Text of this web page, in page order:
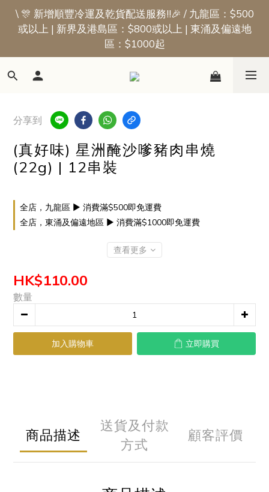
📢新會員優惠 | 首張訂單即享$50迎新獎賞
\ 🎊 新增順豐冷運及乾貨配送服務!!🎉 / 九龍區：$500
或以上 | 新界及港島區：$800或以上 | 東涌及偏遠地
區：$1000起
📢新會員優惠 | 首張訂單即享$50迎新獎賞
分享到
(真好味) 星洲醃沙嗲豬肉串燒
(22g) | 12串裝
全店，九龍區 ▶ 消費滿$500即免運費
全店，東涌及偏遠地區 ▶ 消費滿$1000即免運費
查看更多
HK$110.00
數量
加入購物車 立即購買
商品描述
送貨及付款
方式
顧客評價